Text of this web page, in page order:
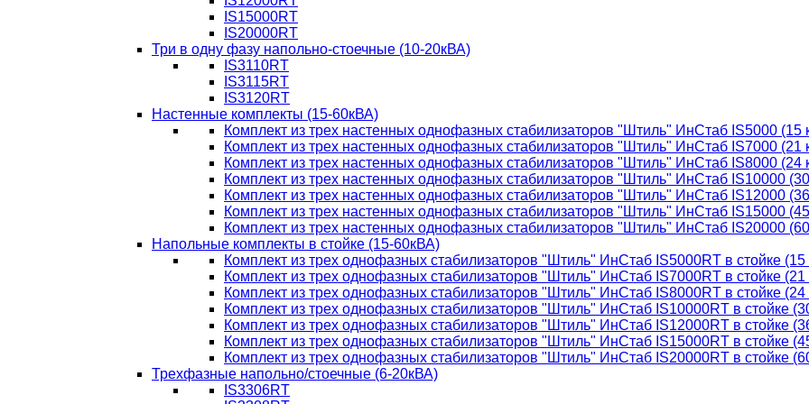
IS15000RT
IS20000RT
Три в одну фазу напольно-стоечные (10-20кВА)
IS3110RT
IS3115RT
IS3120RT
Настенные комплекты (15-60кВА)
Комплект из трех настенных однофазных стабилизаторов "Штиль" ИнСтаб IS5000 (15
Комплект из трех настенных однофазных стабилизаторов "Штиль" ИнСтаб IS7000 (21
Комплект из трех настенных однофазных стабилизаторов "Штиль" ИнСтаб IS8000 (24
Комплект из трех настенных однофазных стабилизаторов "Штиль" ИнСтаб IS10000
Комплект из трех настенных однофазных стабилизаторов "Штиль" ИнСтаб IS12000
Комплект из трех настенных однофазных стабилизаторов "Штиль" ИнСтаб IS15000
Комплект из трех настенных однофазных стабилизаторов "Штиль" ИнСтаб IS20000
Напольные комплекты в стойке (15-60кВА)
Комплект из трех однофазных стабилизаторов "Штиль" ИнСтаб IS5000RT в стойке
Комплект из трех однофазных стабилизаторов "Штиль" ИнСтаб IS7000RT в стойке
Комплект из трех однофазных стабилизаторов "Штиль" ИнСтаб IS8000RT в стойке
Комплект из трех однофазных стабилизаторов "Штиль" ИнСтаб IS10000RT в стойке
Комплект из трех однофазных стабилизаторов "Штиль" ИнСтаб IS12000RT в стойке
Комплект из трех однофазных стабилизаторов "Штиль" ИнСтаб IS15000RT в стойке
Комплект из трех однофазных стабилизаторов "Штиль" ИнСтаб IS20000RT в стойке
Трехфазные напольно/стоечные (6-20кВА)
IS3306RT